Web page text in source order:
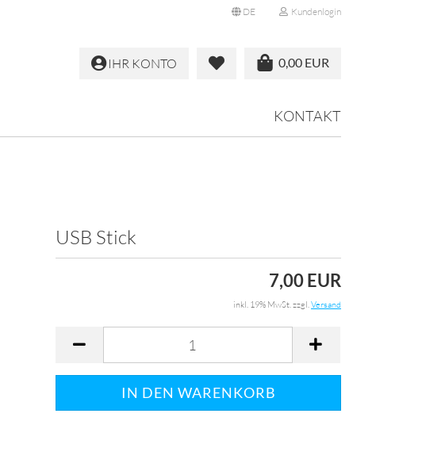
DE Kundenlogin
Konto erstellen
Passwort vergessen?
0,00 EUR
IHR KONTO
KONTAKT
USB Stick
7,00 EUR
inkl. 19% MwSt. zzgl.Versand